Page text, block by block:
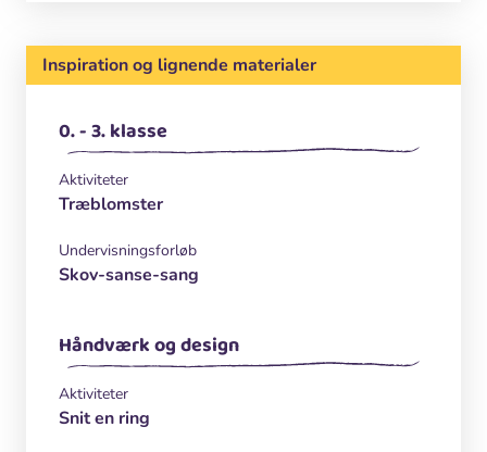
Inspiration og lignende materialer
0. - 3. klasse
Aktiviteter
Træblomster
Undervisningsforløb
Skov-sanse-sang
Håndværk og design
Aktiviteter
Snit en ring